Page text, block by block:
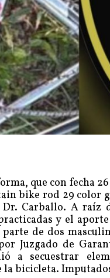
que con fecha
bike rod 29 color
Carballo. A raíz
y el
de dos
Juzgado de
a secuestrar
bicicleta.